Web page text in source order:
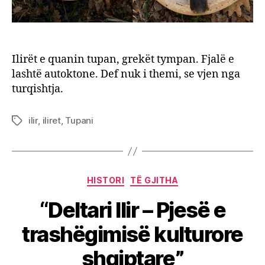
Ilirët e quanin tupan, grekët tympan. Fjalë e
lashtë autoktone. Def nuk i themi, se vjen nga
turqishtja.
Tagsilir, iliret, Tupani
Categories
HISTORI TË GJITHA
“Deltari Ilir – Pjesë e
trashëgimisë kulturore
shqiptare”